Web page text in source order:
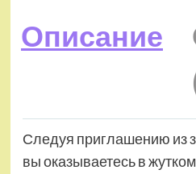
Описание
Следуя приглашению из
вы оказываетесь в